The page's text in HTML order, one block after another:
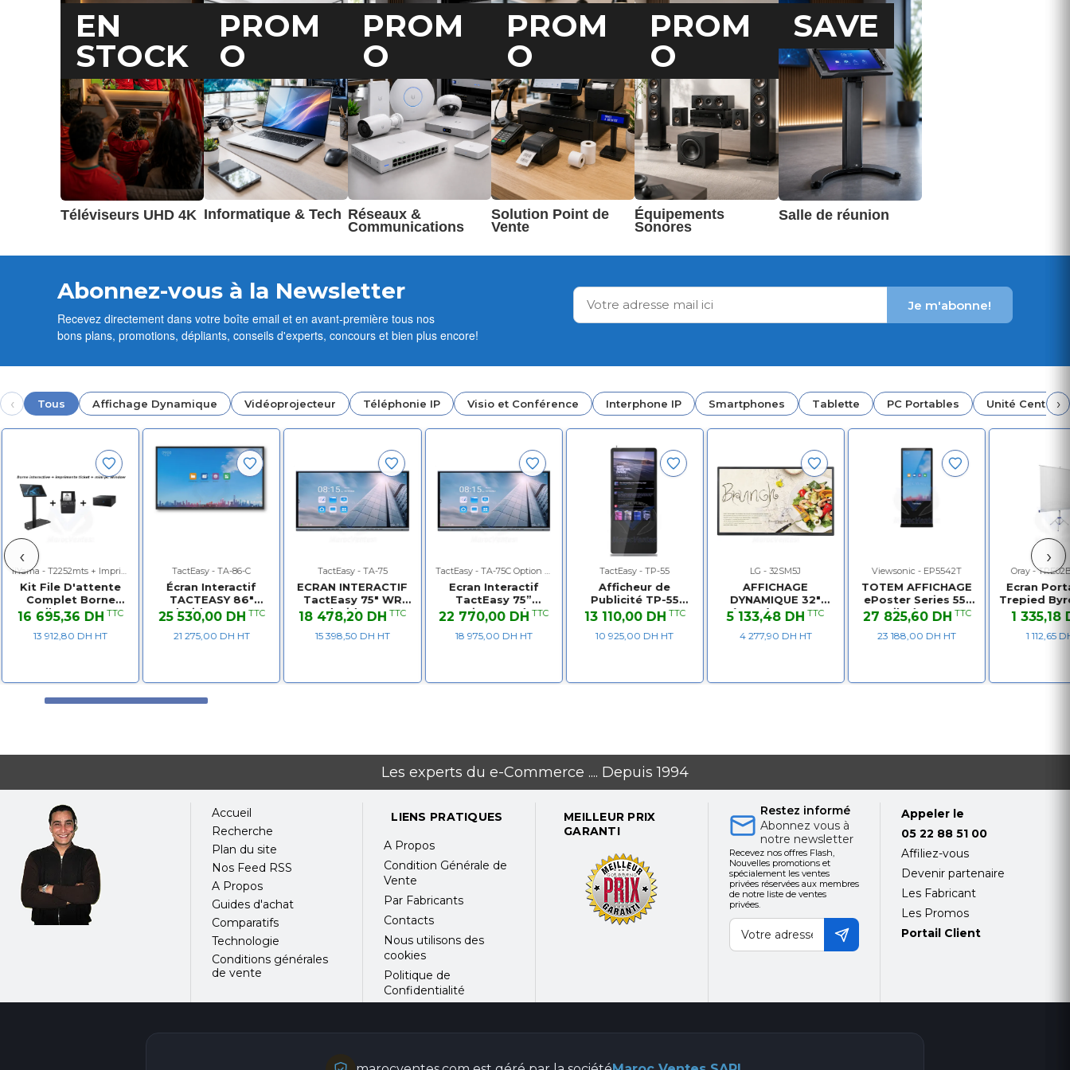
EN
STOCK
Téléviseurs UHD 4K
PROM
O
Informatique & Tech
PROM
O
Réseaux &
Communications
PROM
O
Solution Point de
Vente
PROM
O
Équipements
Sonores
SAVE
Salle de réunion
Abonnez-vous à la Newsletter
Recevez directement dans votre boîte email et en avant-première tous nos
bons plans, promotions, dépliants, conseils d'experts, concours et bien plus encore!
Je m'abonne!
‹ Tous Affichage Dynamique Vidéoprojecteur Téléphonie IP Visio et Conférence Interphone IP Smartphones Tablette PC Portables Unité Centrale
›
‹ ›
iiYama - T2252mts + Imprimante Epson + Mini pc
Kit File D'attente
Complet Borne
Tactile 22" IIyama
Prolite T2252mts +
Imprimante Ticket
16 695,36 DH TTC
13 912,80 DH HT
TactEasy - TA-86-C
Écran Interactif
TACTEASY 86"
Android 11 - 3840 ×
2160 - 20 points de
contact + 8
25 530,00 DH TTC
21 275,00 DH HT
TactEasy - TA-75
ECRAN INTERACTIF
TactEasy 75" WR
Android + OPS
Windows
18 478,20 DH TTC
15 398,50 DH HT
TactEasy - TA-75C Option Caméra
Ecran Interactif
TactEasy 75”
Option Caméra
22 770,00 DH TTC
18 975,00 DH HT
TactEasy - TP-55
Afficheur de
Publicité TP-55
Ecran 55"
13 110,00 DH TTC
10 925,00 DH HT
LG - 32SM5J
AFFICHAGE
DYNAMIQUE 32"
(81cm) FHD IPS
400cd m2
5 133,48 DH TTC
4 277,90 DH HT
Viewsonic - EP5542T
TOTEM AFFICHAGE
ePoster Series 55"
Tactile écran LCD
rétro-éclairé par
LED 4K
27 825,60 DH TTC
23 188,00 DH HT
Oray -
Ecran
Trepied
X 200
1 335,18
1 112,65
Les experts du e-Commerce .... Depuis 1994
Accueil
Recherche
Plan du site
Nos Feed RSS
A Propos
Guides d'achat
Comparatifs
Technologie
Conditions générales
de vente
LIENS PRATIQUES
A Propos
Condition Générale de
Vente
Par Fabricants
Contacts
Nous utilisons des
cookies
Politique de
Confidentialité
MEILLEUR PRIX
GARANTI
Restez informé
Abonnez vous à
notre newsletter
Recevez nos offres Flash,
Nouvelles promotions et
spécialement les ventes
privées réservées aux membres
de notre liste de ventes
privées.
Appeler le
05 22 88 51 00
Affiliez-vous
Devenir partenaire
Les Fabricant
Les Promos
Portail Client